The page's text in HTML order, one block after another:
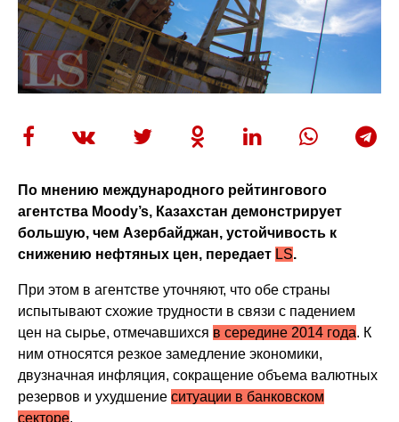
По мнению международного рейтингового
агентства Moody’s, Казахстан демонстрирует
большую, чем Азербайджан, устойчивость к
снижению нефтяных цен, передает LS.
При этом в агентстве уточняют, что обе страны
испытывают схожие трудности в связи с падением
цен на сырье, отмечавшихся в середине 2014 года. К
ним относятся резкое замедление экономики,
двузначная инфляция, сокращение объема валютных
резервов и ухудшениеситуации в банковском
секторе.